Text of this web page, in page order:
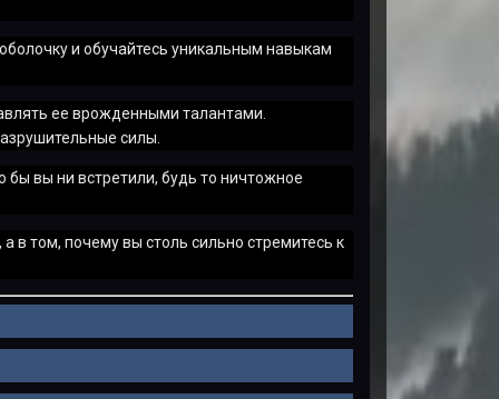
и обучайтесь уникальным навыкам
ее врожденными талантами.
силы.
бы вы ни встретили, будь то ничтожное
в том, почему вы столь сильно стремитесь к